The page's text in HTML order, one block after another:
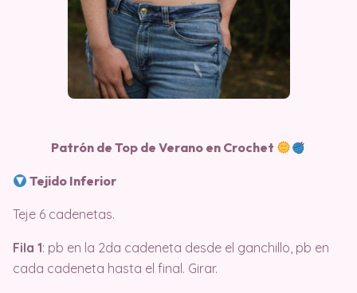
Patrón de Top de Verano en Crochet
Tejido Inferior
Teje 6 cadenetas.
Fila 1: pb en la 2da cadeneta desde el ganchillo, pb en
cada cadeneta hasta el final. Girar.